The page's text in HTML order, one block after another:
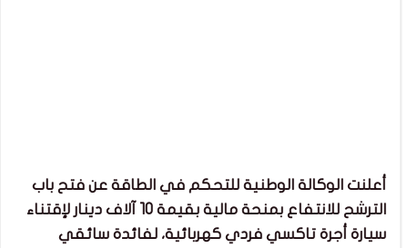
أعلنت الوكالة الوطنية للتحكم في الطاقة عن فتح باب
الترشح للانتفاع بمنحة مالية بقيمة 10 آلاف دينار لإقتناء
سيارة أجرة تاكسي فردي كهربائية، لفائدة سائقي